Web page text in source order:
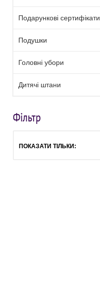
Подарункові сертифікати
Подушки
Головні убори
Дитячі штани
Фільтр
ПОКАЗАТИ ТІЛЬКИ: